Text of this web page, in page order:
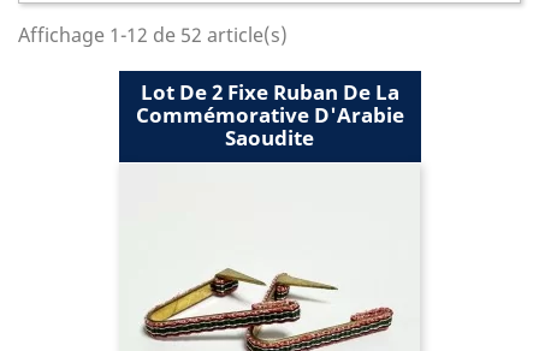
Affichage 1-12 de 52 article(s)
Lot De 2 Fixe Ruban De La
Commémorative D'Arabie
Saoudite